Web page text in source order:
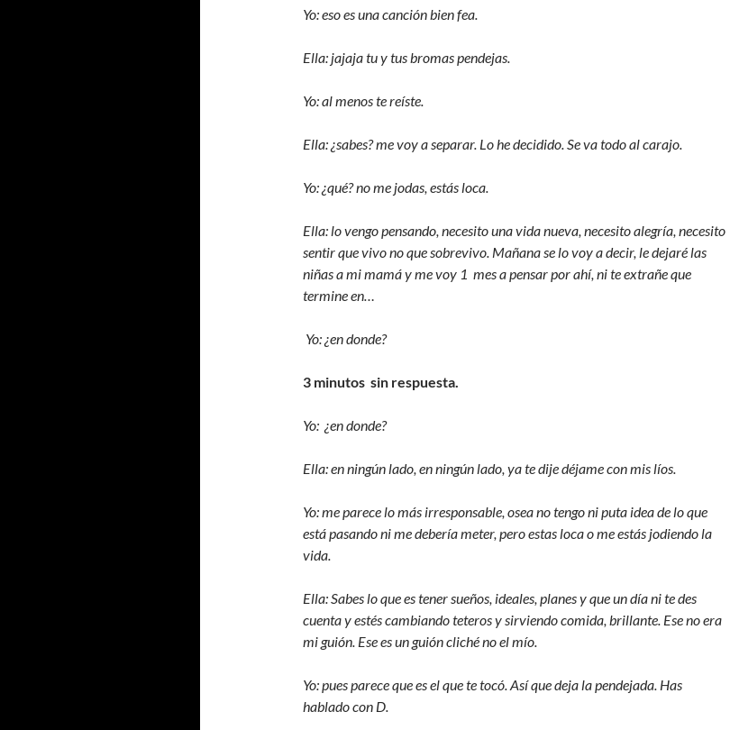
Yo: eso es una canción bien fea.
Ella: jajaja tu y tus bromas pendejas.
Yo: al menos te reíste.
Ella: ¿sabes? me voy a separar. Lo he decidido. Se va todo al carajo.
Yo: ¿qué? no me jodas, estás loca.
Ella: lo vengo pensando, necesito una vida nueva, necesito alegría, necesito
sentir que vivo no que sobrevivo. Mañana se lo voy a decir, le dejaré las
niñas a mi mamá y me voy 1 mes a pensar por ahí, ni te extrañe que
termine en…
Yo: ¿en donde?
3 minutos sin respuesta.
Yo: ¿en donde?
Ella: en ningún lado, en ningún lado, ya te dije déjame con mis líos.
Yo: me parece lo más irresponsable, osea no tengo ni puta idea de lo que
está pasando ni me debería meter, pero estas loca o me estás jodiendo la
vida.
Ella: Sabes lo que es tener sueños, ideales, planes y que un día ni te des
cuenta y estés cambiando teteros y sirviendo comida, brillante. Ese no era
mi guión. Ese es un guión cliché no el mío.
Yo: pues parece que es el que te tocó. Así que deja la pendejada. Has
hablado con D.